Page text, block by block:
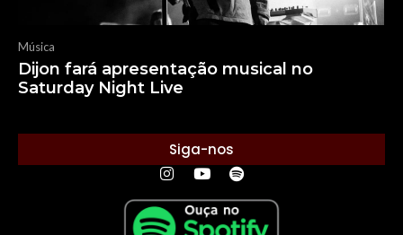
Música
Dijon fará apresentação musical no
Saturday Night Live
Siga-nos